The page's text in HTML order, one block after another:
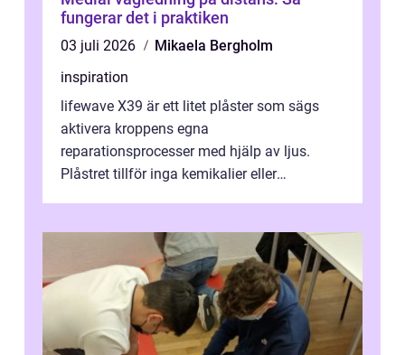
fungerar det i praktiken
03 juli 2026
Mikaela Bergholm
inspiration
lifewave X39 är ett litet plåster som sägs
aktivera kroppens egna
reparationsprocesser med hjälp av ljus.
Plåstret tillför inga kemikalier eller